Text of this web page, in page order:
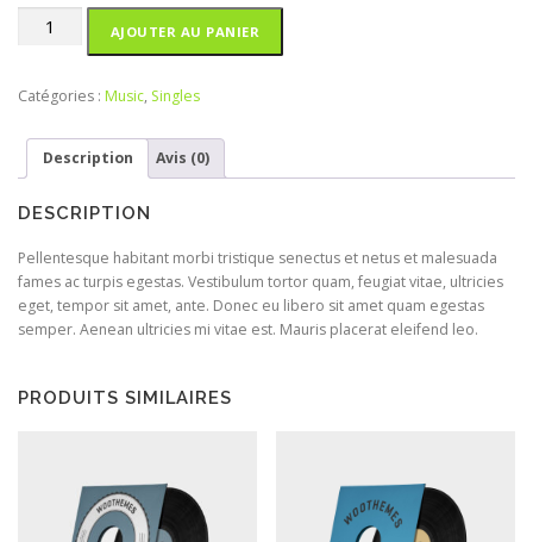
quantité
Single
AJOUTER AU PANIER
Catégories : Music, Singles
Description Avis (0)
DESCRIPTION
Pellentesque habitant morbi tristique senectus et netus et malesuada
fames ac turpis egestas. Vestibulum tortor quam, feugiat vitae, ultricies
eget, tempor sit amet, ante. Donec eu libero sit amet quam egestas
semper. Aenean ultricies mi vitae est. Mauris placerat eleifend leo.
PRODUITS SIMILAIRES